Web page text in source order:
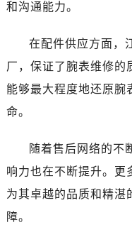
和沟通能力。
在配件供应方面，
厂，保证了腕表维修的
能够最大程度地还原腕
命。
随着售后网络的不
响力也在不断提升。更
为其卓越的品质和精湛
障。